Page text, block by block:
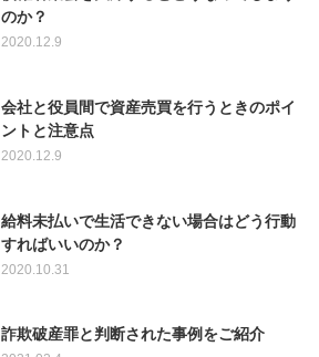
のか？
2020.12.9
会社と役員間で資産売買を行うときのポイ
ントと注意点
2020.12.9
給料未払いで生活できない場合はどう行動
すればいいのか？
2020.10.31
詐欺破産罪と判断された事例をご紹介